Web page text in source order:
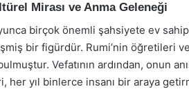
Mirası ve Anma Geleneği
birçok önemli şahsiyete ev
bir figürdür. Rumi’nin öğretileri
Vefatının ardından, onun
her yıl binlerce insanı bir araya